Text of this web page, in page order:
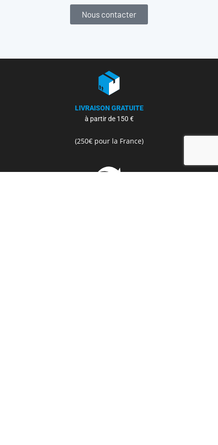
Nous contacter
LIVRAISON GRATUITE
à partir de 150 €
(250€ pour la France)